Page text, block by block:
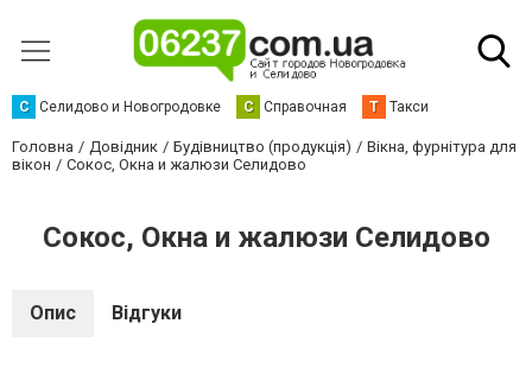
С Селидово и Новогродовке С Справочная Т Такси
Головна Довідник Будівництво (продукція)
Вікна, фурнітура для
вікон
Сокос, Окна и жалюзи Селидово
Сокос, Окна и жалюзи Селидово
Опис Відгуки